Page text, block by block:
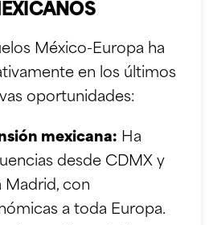
México-Europa ha
en los últimos
oportunidades:
mexicana: Ha
desde CDMX y
Madrid, con
a toda Europa.